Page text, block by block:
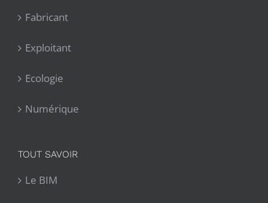
Fabricant
Exploitant
Ecologie
Numérique
TOUT SAVOIR
Le BIM